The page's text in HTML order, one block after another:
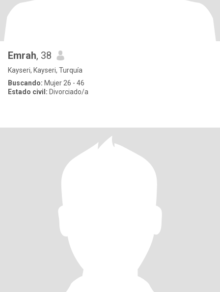
Emrah, 38
Kayseri, Kayseri, Turquía
Buscando: Mujer 26 - 46
Estado civil: Divorciado/a